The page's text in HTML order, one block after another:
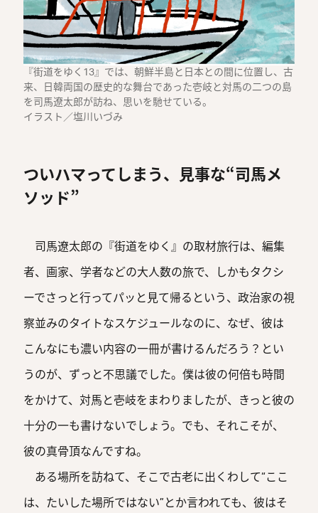
『街道をゆく13』では、朝鮮半島と日本との間に位置し、古
来、日韓両国の歴史的な舞台であった壱岐と対馬の二つの島
を司馬遼太郎が訪ね、思いを馳せている。
イラスト／塩川いづみ
ついハマってしまう、見事な“司馬メ
ソッド”
司馬遼太郎の『街道をゆく』の取材旅行は、編集
者、画家、学者などの大人数の旅で、しかもタクシ
ーでさっと行ってパッと見て帰るという、政治家の視
察並みのタイトなスケジュールなのに、なぜ、彼は
こんなにも濃い内容の一冊が書けるんだろう？とい
うのが、ずっと不思議でした。僕は彼の何倍も時間
をかけて、対馬と壱岐をまわりましたが、きっと彼の
十分の一も書けないでしょう。でも、それこそが、
彼の真骨頂なんですね。
ある場所を訪ねて、そこで古老に出くわして“ここ
は、たいした場所ではない”とか言われても、彼はそ